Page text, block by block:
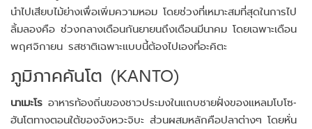
นำไปเสียบไม้ย่างเพื่อเพิ่มความหอม โดยช่วงที่เหมาะสมที่สุดในการไป
ลิ้มลองคือ ช่วงกลางเดือนกันยายนถึงเดือนมีนาคม โดยเฉพาะเดือน
พฤศจิกายน รสชาติเฉพาะแบบนี้ต้องไปเองที่อะคิตะ
ภูมิภาคคันโต (KANTO)
นาเมะโร อาหารท้องถิ่นของชาวประมงในแถบชายฝั่งของแหลมโบโซ-
ฮันโตทางตอนใต้ของจังหวะจิบะ ส่วนผสมหลักคือปลาต่างๆ โดยหั่น